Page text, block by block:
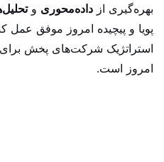
بهره‌گیری از داده‌محوری و
پویا و پیچیده امروز موفق عمل
استراتژیک شرکت‌های پخش برای
امروز است.